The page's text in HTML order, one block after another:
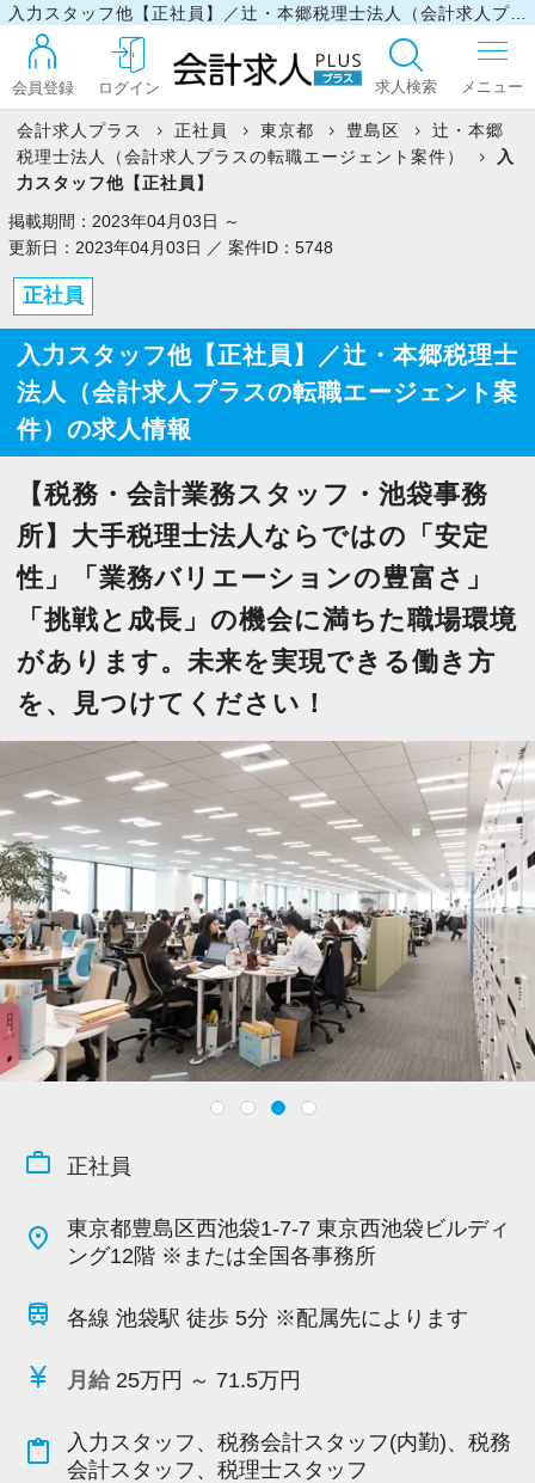
会員登録 ログイン 求人検索
マイリスト
お問い合わせ
今すぐ会員登録
PC版サイトを見る
採用ご担当者様
会計求人プラス 正社員 東京都 豊島区
辻・本郷
税理士法人（会計求人プラスの転職エージェント案件）
入
力スタッフ他【正社員】
掲載期間：2023年04月03日 ～
更新日：2023年04月03日 ／ 案件ID：5748
正社員
入力スタッフ他【正社員】／辻・本郷税理士
法人（会計求人プラスの転職エージェント案
件）の求人情報
【税務・会計業務スタッフ・池袋事務
所】大手税理士法人ならではの「安定
性」「業務バリエーションの豊富さ」
「挑戦と成長」の機会に満ちた職場環境
があります。未来を実現できる働き方
を、見つけてください！
work_outline 正社員
place
東京都豊島区西池袋1-7-7 東京西池袋ビルディ
ング12階 ※または全国各事務所
train 各線 池袋駅 徒歩 5分 ※配属先によります
currency_yen 月給 25万円 ～ 71.5万円
content_paste
入力スタッフ、税務会計スタッフ(内勤)、税務
会計スタッフ、税理士スタッフ